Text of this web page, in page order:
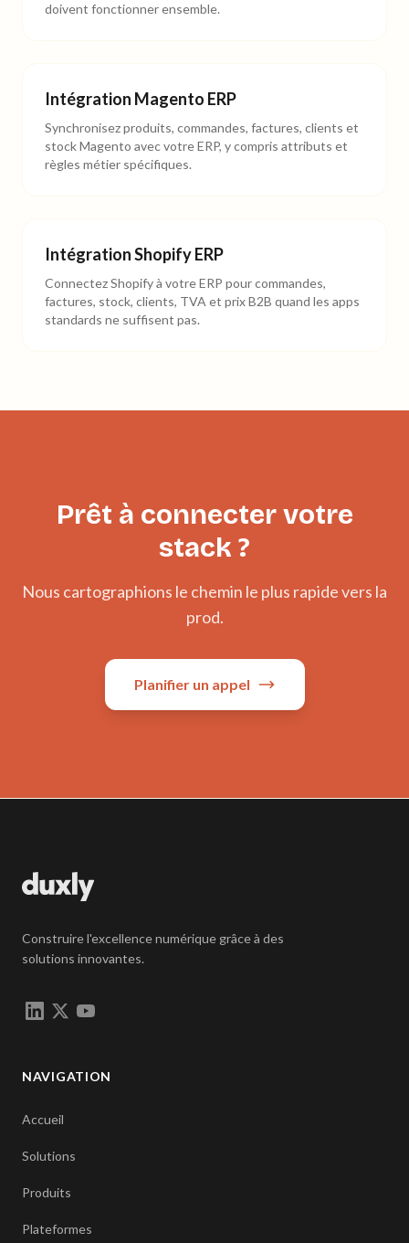
doivent fonctionner ensemble.
Intégration Magento ERP
Synchronisez produits, commandes, factures, clients et
stock Magento avec votre ERP, y compris attributs et
règles métier spécifiques.
Intégration Shopify ERP
Connectez Shopify à votre ERP pour commandes,
factures, stock, clients, TVA et prix B2B quand les apps
standards ne suffisent pas.
Prêt à connecter votre
stack ?
Nous cartographions le chemin le plus rapide vers la
prod.
Planifier un appel
Construire l'excellence numérique grâce à des
solutions innovantes.
NAVIGATION
Accueil
Solutions
Produits
Plateformes